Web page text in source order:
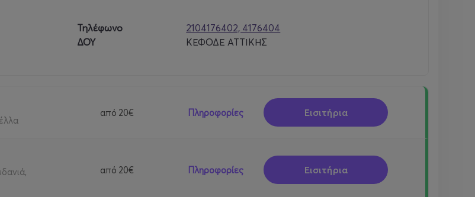
Τηλέφωνο
2104176402, 4176404
ΔΟΥ
ΚΕΦΟΔΕ ΑΤΤΙΚΗΣ
από 20€ Πληροφορίες Εισιτήρια
από 20€ Πληροφορίες Εισιτήρια